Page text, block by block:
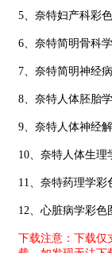
5、奈特妇产科彩
6、奈特简明骨科
7、奈特简明神经
8、奈特人体胚胎
9、奈特人体神经
10、奈特人体生理
11、奈特药理学彩
12、心脏病学彩色
下载注意：下载仅